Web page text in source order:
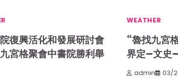
復興活化和發展研討會
宮格聚會中書院勝利舉
WEATHER
“魯找九宮
界定–文史
admin 03/